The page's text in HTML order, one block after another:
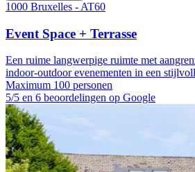
1000 Bruxelles - AT60
Event Space + Terrasse
Een ruime langwerpige ruimte met
indoor-outdoor evenementen in een
Maximum 100 personen
5/5 en 6 beoordelingen op Google